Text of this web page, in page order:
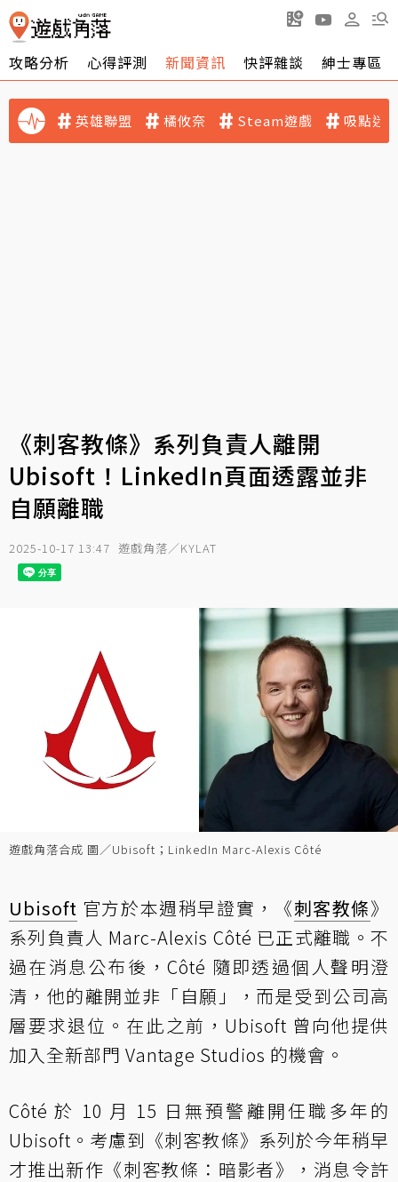
攻略分析 心得評測 新聞資訊 快評雜談 紳士專區
英雄聯盟 橘攸奈 Steam遊戲 吸點迷
《刺客教條》系列負責人離開
Ubisoft！LinkedIn頁面透露並非
自願離職
2025-10-17 13:47 遊戲角落／KYLAT
遊戲角落合成 圖／Ubisoft；LinkedIn Marc-Alexis Côté
Ubisoft 官方於本週稍早證實，《刺客教條》
系列負責人 Marc-Alexis Côté 已正式離職。不
過在消息公布後，Côté 隨即透過個人聲明澄
清，他的離開並非「自願」，而是受到公司高
層要求退位。在此之前，Ubisoft 曾向他提供
加入全新部門 Vantage Studios 的機會。
Côté 於 10 月 15 日無預警離開任職多年的
Ubisoft。考慮到《刺客教條》系列於今年稍早
才推出新作《刺客教條：暗影者》，消息令許